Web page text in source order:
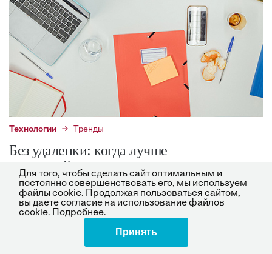
Технологии Тренды
Без удаленки: когда лучше
взаимодействовать очно, а не виртуально
Как извлечь максимальную пользу от совмещения
онлайн и офлайн-коммуникаций
Роберт Хойберг, Майкл Уоткинс 12.01.21
Для того, чтобы сделать сайт оптимальным и
постоянно совершенствовать его, мы используем
файлы cookie. Продолжая пользоваться сайтом,
вы даете согласие на использование файлов
cookie.
Подробнее.
Принять